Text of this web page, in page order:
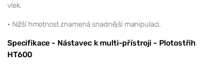
vlek.
• Nižší hmotnost znamená snadnější manipulaci.
Specifikace - Nástavec k multi-přístroji - Plotostřih
HT600